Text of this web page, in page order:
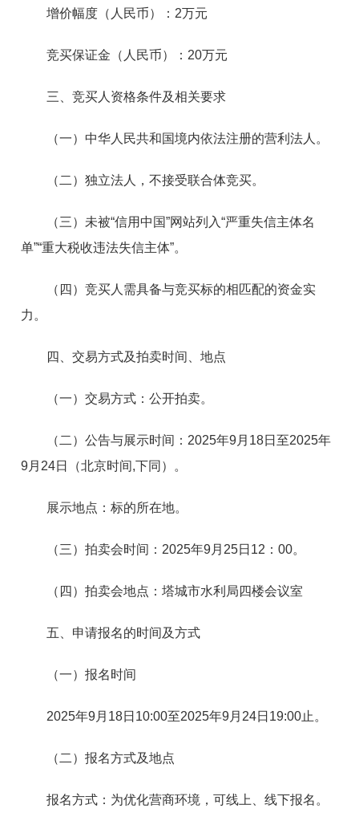
增价幅度（人民币）：2万元
竞买保证金（人民币）：20万元
三、竞买人资格条件及相关要求
（一）中华人民共和国境内依法注册的营利法人。
（二）独立法人，不接受联合体竞买。
（三）未被“信用中国”网站列入“严重失信主体名
单”“重大税收违法失信主体”。
（四）竞买人需具备与竞买标的相匹配的资金实
力。
四、交易方式及拍卖时间、地点
（一）交易方式：公开拍卖。
（二）公告与展示时间：2025年9月18日至2025年
9月24日（北京时间,下同）。
展示地点：标的所在地。
（三）拍卖会时间：2025年9月25日12：00。
（四）拍卖会地点：塔城市水利局四楼会议室
五、申请报名的时间及方式
（一）报名时间
2025年9月18日10:00至2025年9月24日19:00止。
（二）报名方式及地点
报名方式：为优化营商环境，可线上、线下报名。